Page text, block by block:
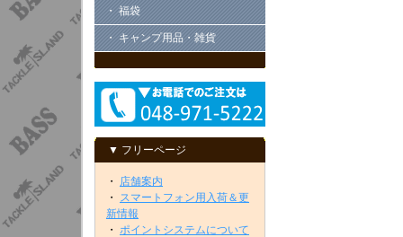
・ 福袋
・ キャンプ用品・雑貨
▼ フリーページ
・ 店舗案内
・ スマートフォン用入荷＆更
新情報
・ ポイントシステムについて